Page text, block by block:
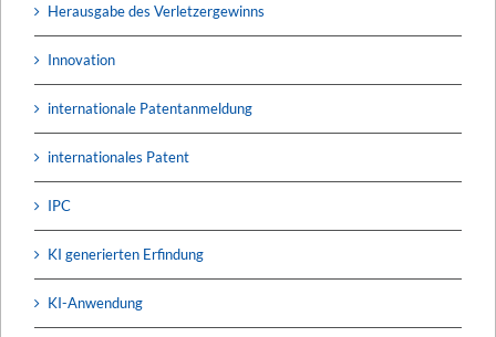
Herausgabe des Verletzergewinns
Innovation
internationale Patentanmeldung
internationales Patent
IPC
KI generierten Erfindung
KI-Anwendung